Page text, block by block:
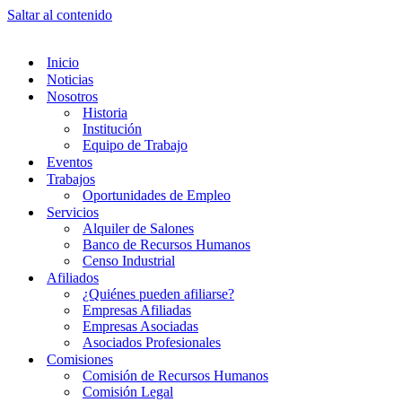
Saltar al contenido
Inicio
Noticias
Nosotros
Historia
Institución
Equipo de Trabajo
Eventos
Trabajos
Oportunidades de Empleo
Servicios
Alquiler de Salones
Banco de Recursos Humanos
Censo Industrial
Afiliados
¿Quiénes pueden afiliarse?
Empresas Afiliadas
Empresas Asociadas
Asociados Profesionales
Comisiones
Comisión de Recursos Humanos
Comisión Legal